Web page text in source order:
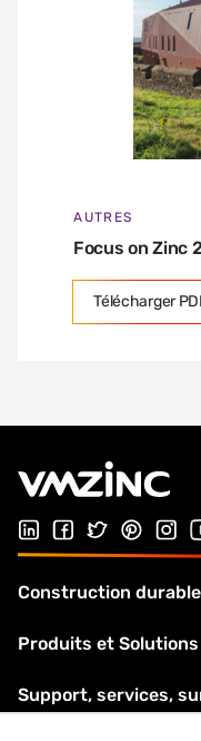
AUTRES
Focus on Zinc
Télécharger
Suivez-nous sur
Suivez-nous sur
Follow us on
Suivez-
Construction durable
Produits et Solutions
Support, services,